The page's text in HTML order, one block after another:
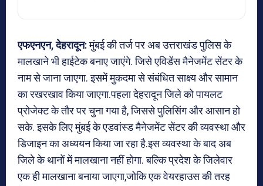
एफएनएन, देहरादून:मुंबई की तर्ज पर अब उत्तराखंड पुलिस के
मालखाने भी हाईटेक बनाए जाएंगे. जिसे एविडेंस मैनेजमेंट सेंटर के
नाम से जाना जाएगा. इसमें मुकदमा से संबंधित साक्ष्य और सामान
का रखरखाव किया जाएगा.पहला देहरादून जिले को पायलट
प्रोजेक्ट के तौर पर चुना गया है, जिससे पुलिसिंग और आसान हो
सके. इसके लिए मुंबई के एडवांस्ड मैनेजमेंट सेंटर की व्यवस्था और
डिजाइन का अध्ययन किया जा रहा है.इस व्यवस्था के बाद अब
जिले के थानों में मालखाना नहीं होगा. बल्कि प्रदेश के जिलेवार
एक ही मालखाना बनाया जाएगा,जोकि एक वेयरहाउस की तरह